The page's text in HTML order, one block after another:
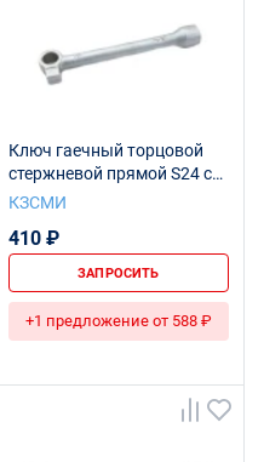
Ключ гаечный торцовой
стержневой прямой S24 с
квадрат.19 Ц15хр.бцв.
КЗСМИ
410 ₽
ЗАПРОСИТЬ
+1 предложение от 588 ₽